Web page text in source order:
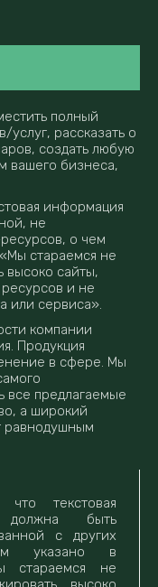
полный
услуг, рассказать о
создать любую
вашего бизнеса,
информация
не
о чем
стараемся не
высоко сайты,
и не
или сервиса».
компании
Продукция
в сфере. Мы
все предлагаемые
а широкий
равнодушным
текстовая
быть
с других
указано в
стараемся не